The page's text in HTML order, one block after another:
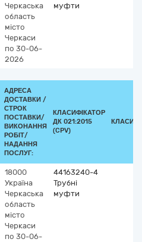
Черкаська
область
місто
Черкаси
по 30-06-
2026
муфти
АДРЕСА
ДОСТАВКИ /
СТРОК
ПОСТАВКИ/
ВИКОНАННЯ
РОБІТ/
НАДАННЯ
ПОСЛУГ:
КЛАСИФІКАТОР
ДК 021:2015
(CPV)
18000
Україна
Черкаська
область
місто
Черкаси
по 30-06-
44163240-4
Трубні
муфти